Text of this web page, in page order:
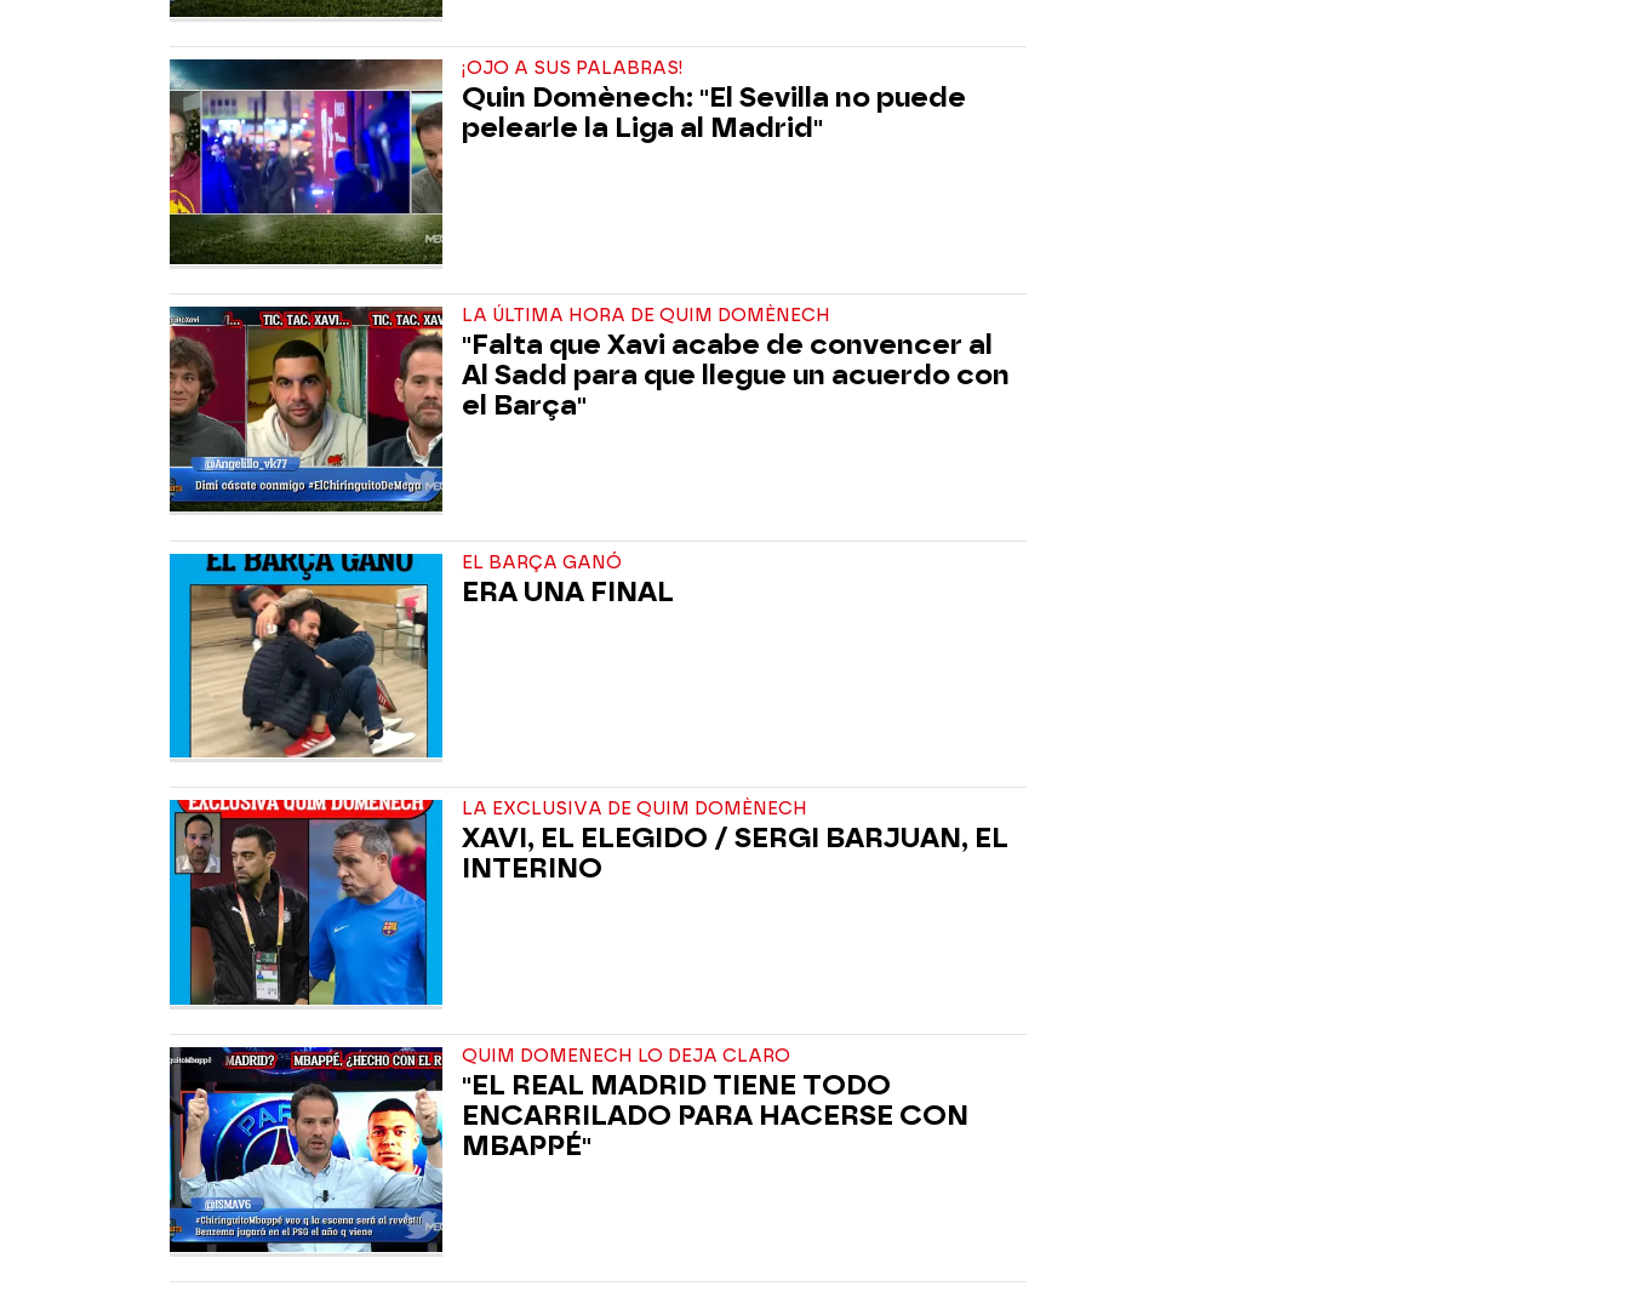
¡OJO A SUS PALABRAS!
Quin Domènech: "El Sevilla no puede
pelearle la Liga al Madrid"
LA ÚLTIMA HORA DE QUIM DOMÈNECH
"Falta que Xavi acabe de convencer al
Al Sadd para que llegue un acuerdo con
el Barça"
EL BARÇA GANÓ
ERA UNA FINAL
LA EXCLUSIVA DE QUIM DOMÈNECH
XAVI, EL ELEGIDO / SERGI BARJUAN, EL
INTERINO
QUIM DOMENECH LO DEJA CLARO
"EL REAL MADRID TIENE TODO
ENCARRILADO PARA HACERSE CON
MBAPPÉ"